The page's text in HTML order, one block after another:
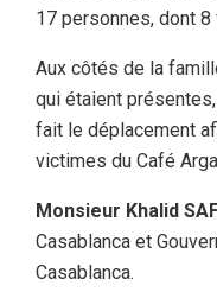
17 personnes, dont 8
Aux côtés de la
qui étaient
fait le déplacement
victimes du Café
Monsieur Khalid
Casablanca et
Casablanca.